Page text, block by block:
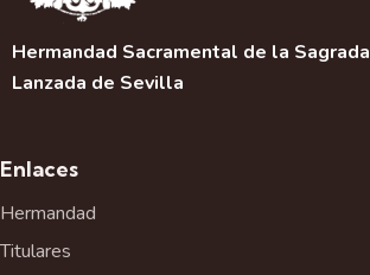
Hermandad Sacramental de la Sagrada
Lanzada de Sevilla
Enlaces
Hermandad
Titulares